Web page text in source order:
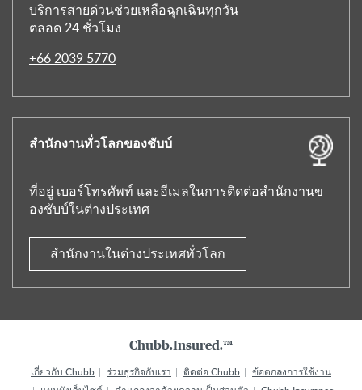
บริการสายด่วนช่วยเหลือฉุกเฉินทุกวัน
ตลอด 24 ชั่วโมง
+66 2039 5770
สำนักงานทั่วโลกของชับบ์
ที่อยู่ เบอร์โทรศัพท์ และอีเมลในการติดต่อสำนักงานข
องชับบ์ในต่างประเทศ
สำนักงานในต่างประเทศทั่วโลก
Chubb.Insured.™
เกี่ยวกับ Chubb
ร่วมธุรกิจกับเรา ติดต่อ Chubb
ข้อตกลงการใช้งาน